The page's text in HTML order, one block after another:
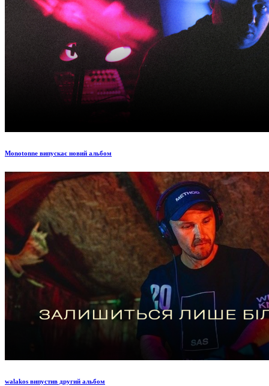
Monotonne випускає новий альбом
walakos випустив другий альбом